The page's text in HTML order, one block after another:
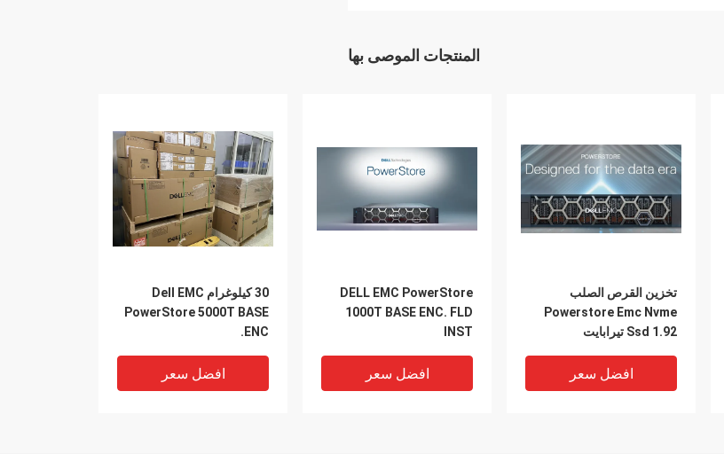
المنتجات الموصى بها
30 كيلوغرام Dell EMC
PowerStore 5000T BASE
ENC.
افضل سعر
DELL EMC PowerStore
1000T BASE ENC. FLD
INST
افضل سعر
تخزين القرص الصلب
Powerstore Emc Nvme
Ssd 1.92 تيرابايت
افضل سعر